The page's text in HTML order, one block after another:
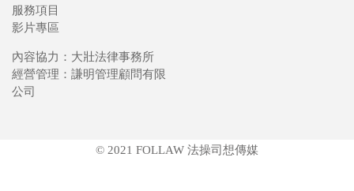
服務項目
影片專區
內容協力：大壯法律事務所
經營管理：謙明管理顧問有限
公司
© 2021 FOLLAW 法操司想傳媒